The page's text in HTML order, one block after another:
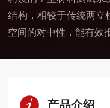
结构，相较于传统两立
空间的对中性，能有效
产品介绍